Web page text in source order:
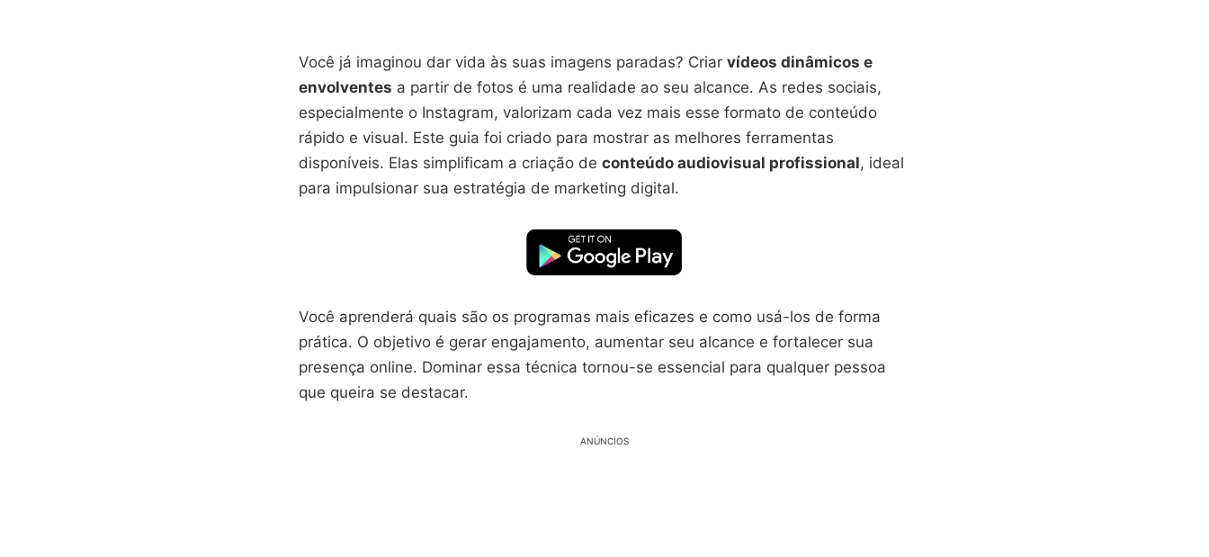
Você já imaginou dar vida às suas imagens paradas? Criar vídeos dinâmicos e
envolventes a partir de fotos é uma realidade ao seu alcance. As redes sociais,
especialmente o Instagram, valorizam cada vez mais esse formato de conteúdo
rápido e visual. Este guia foi criado para mostrar as melhores ferramentas
disponíveis. Elas simplificam a criação de conteúdo audiovisual profissional, ideal
para impulsionar sua estratégia de marketing digital.
Você aprenderá quais são os programas mais eficazes e como usá-los de forma
prática. O objetivo é gerar engajamento, aumentar seu alcance e fortalecer sua
presença online. Dominar essa técnica tornou-se essencial para qualquer pessoa
que queira se destacar.
ANÚNCIOS